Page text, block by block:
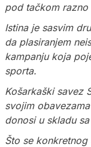
pod tačkom razno
Istina je sasvim
da plasiranjem
kampanju koja
sporta.
Košarkaški savez
svojim
donosi u skladu
Što se